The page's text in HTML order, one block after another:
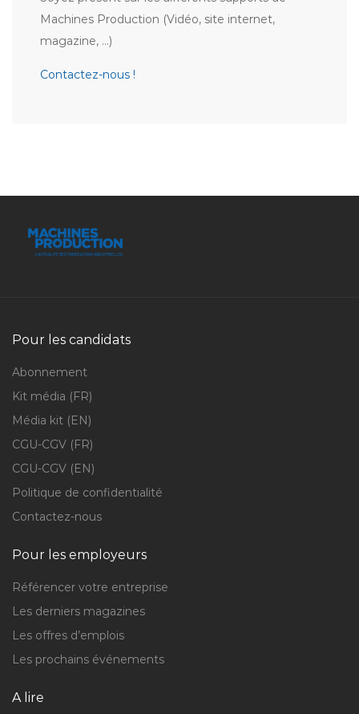
Machines Production (Vidéo, site internet,
magazine, …)
Contactez-nous !
Pour les candidats
Abonnement
Kit média (FR)
Média kit (EN)
CGU-CGV (FR)
CGU-CGV (EN)
Politique de confidentialité
Contactez-nous
Pour les employeurs
Référencer votre entreprise
Les derniers magazines
Les offres d’emplois
Les prochains événements
A lire